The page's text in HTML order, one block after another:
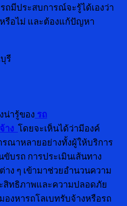
ถมีประสบการณ์จะรู้ได้เองว่า
รือไม่ และต้องแก้ปัญหา
น่ารู้ของ รถ
าง โดยจะเห็นได้ว่ามีองค์
ณาหลายอย่างทั้งผู้ให้บริการ
บรถ การประเมินเส้นทาง
าง ๆ เข้ามาช่วยอำนวนความ
สิทธิภาพและความปลอดภัย
งหารถโลเบทรับจ้างหรือรถ